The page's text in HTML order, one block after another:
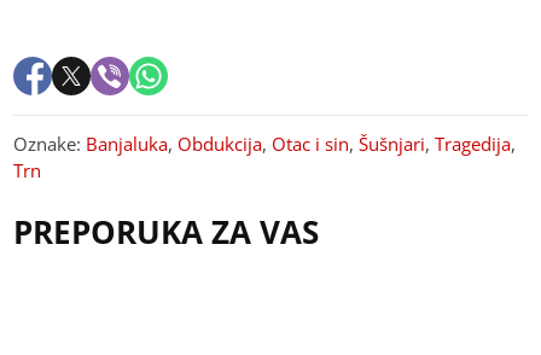
Oznake: Banjaluka, Obdukcija, Otac i sin,Šušnjari,Tragedija,
Trn
PREPORUKA ZA VAS